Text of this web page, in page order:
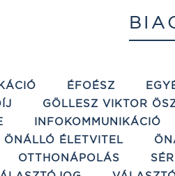
ÉFOÉSZ
GÖLLESZ VIKTOR
INFOKOMMUNIKÁCIÓ
ÖNÁLLÓ ÉLETVITEL
OTTHONÁPOLÁS